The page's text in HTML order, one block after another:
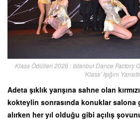
Klass Ödülleri 2026 : Istanbul Dance Factory
‘Klass’ Işığını Yansıttı
Adeta şıklık yarışına sahne olan
kokteylin sonrasında konuklar salona
alırken her yıl olduğu gibi açılış